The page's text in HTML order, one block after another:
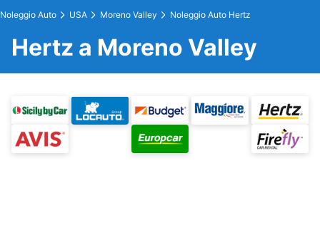
Noleggio Auto USA Moreno Valley Noleggio Auto Hertz
Hertz a Moreno Valley